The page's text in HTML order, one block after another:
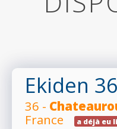
Ekiden 36
36 -
France
a déjà eu